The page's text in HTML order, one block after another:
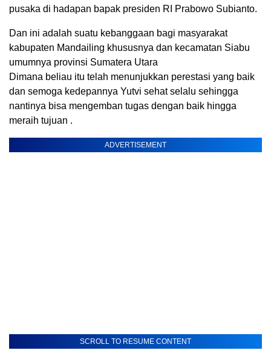
pusaka di hadapan bapak presiden RI Prabowo Subianto.
Dan ini adalah suatu kebanggaan bagi masyarakat
kabupaten Mandailing khususnya dan kecamatan Siabu
umumnya provinsi Sumatera Utara
Dimana beliau itu telah menunjukkan perestasi yang baik
dan semoga kedepannya Yutvi sehat selalu sehingga
nantinya bisa mengemban tugas dengan baik hingga
meraih tujuan .
ADVERTISEMENT
SCROLL TO RESUME CONTENT